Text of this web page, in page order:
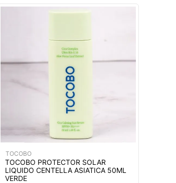
TOCOBO
TOCOBO PROTECTOR SOLAR
LIQUIDO CENTELLA ASIATICA 50ML
VERDE